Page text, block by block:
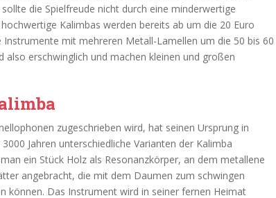
die Spielfreude nicht durch eine minderwertige
Kalimbas werden bereits ab um die 20 Euro
mit mehreren Metall-Lamellen um die 50 bis 60
also erschwinglich und machen kleinen und großen
zugeschrieben wird, hat seinen Ursprung in
Jahren unterschiedliche Varianten der Kalimba
ein Stück Holz als Resonanzkörper, an dem metallene
angebracht, die mit dem Daumen zum schwingen
können. Das Instrument wird in seiner fernen Heimat